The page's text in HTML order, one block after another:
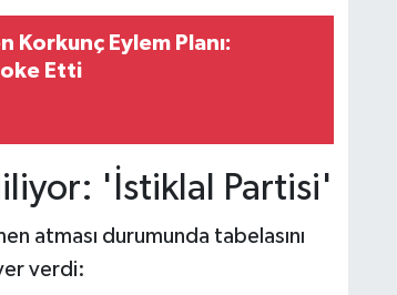
Korkunç Eylem Planı:
Etti
'İstiklal Partisi'
atması durumunda tabelasını
verdi: